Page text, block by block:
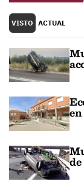
VISTO ACTUAL